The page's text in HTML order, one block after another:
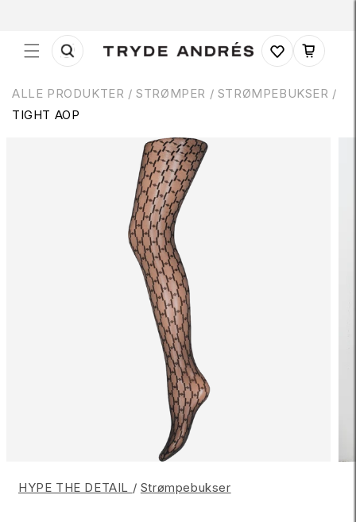
Indkøbskurv
ALLE PRODUKTER / STRØMPER / STRØMPEBUKSER /
TIGHT AOP
HYPE THE DETAIL / Strømpebukser